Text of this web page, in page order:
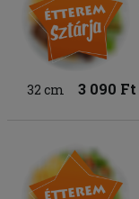
32 cm 3 090 Ft